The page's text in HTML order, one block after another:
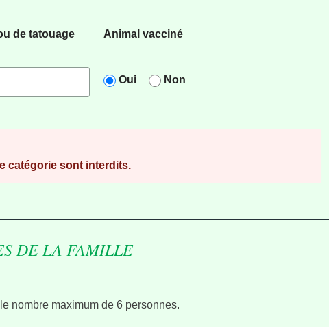
de tatouage Animal vacciné
Oui Non
catégorie sont interdits.
DE LA FAMILLE
nombre maximum de 6 personnes.